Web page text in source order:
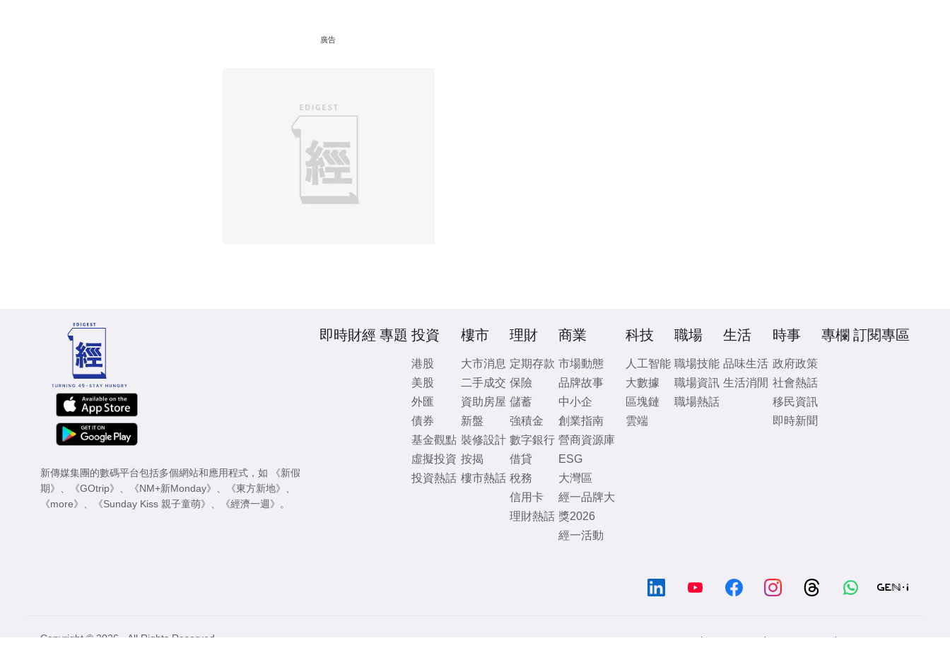
廣告
新傳媒集團的數碼平台包括多個網站和應用程式，如
《新假
期》
《GOtrip》 《NM+新Monday》 《東方新地》
《more》
《Sunday Kiss 親子童萌》 《經濟一週》 。
即時財經 專題 投資
港股
美股
外匯
債券
基金觀點
虛擬投資
投資熱話
樓市
大市消息
二手成交
資助房屋
新盤
裝修設計
按揭
樓市熱話
理財
定期存款
保險
儲蓄
強積金
數字銀行
借貸
稅務
信用卡
理財熱話
商業
市場動態
品牌故事
中小企
創業指南
營商資源庫
ESG
大灣區
經一品牌大
獎2026
經一活動
科技
人工智能
大數據
區塊鏈
雲端
職場
職場技能
職場資訊
職場熱話
生活
品味生活
生活消閒
時事
政府政策
社會熱話
移民資訊
即時新聞
專欄 訂閱專區
/ / /
Copyright © 2026 - All Rights Reserved